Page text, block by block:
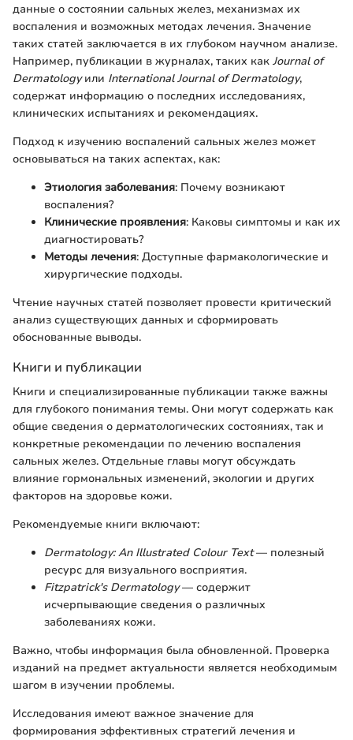
данные о состоянии сальных желез, механизмах их
воспаления и возможных методах лечения. Значение
таких статей заключается в их глубоком научном анализе.
Например, публикации в журналах, таких как Journal of
Dermatologyили International Journal of Dermatology,
содержат информацию о последних исследованиях,
клинических испытаниях и рекомендациях.
Подход к изучению воспалений сальных желез может
основываться на таких аспектах, как:
Этиология заболевания: Почему возникают
воспаления?
Клинические проявления: Каковы симптомы и как их
диагностировать?
Методы лечения: Доступные фармакологические и
хирургические подходы.
Чтение научных статей позволяет провести критический
анализ существующих данных и сформировать
обоснованные выводы.
Книги и публикации
Книги и специализированные публикации также важны
для глубокого понимания темы. Они могут содержать как
общие сведения о дерматологических состояниях, так и
конкретные рекомендации по лечению воспаления
сальных желез. Отдельные главы могут обсуждать
влияние гормональных изменений, экологии и других
факторов на здоровье кожи.
Рекомендуемые книги включают:
Dermatology: An Illustrated Colour Text— полезный
ресурс для визуального восприятия.
Fitzpatrick's Dermatology— содержит
исчерпывающиe сведения о различных
заболеваниях кожи.
Важно, чтобы информация была обновленной. Проверка
изданий на предмет актуальности является необходимым
шагом в изучении проблемы.
Исследования имеют важное значение для
формирования эффективных стратегий лечения и